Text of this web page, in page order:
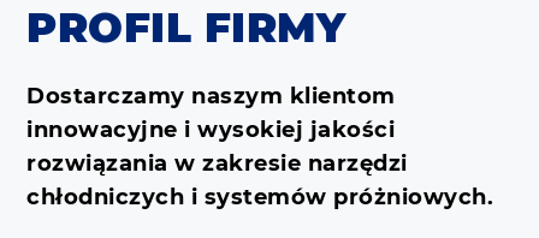
PROFIL FIRMY
Dostarczamy naszym klientom
innowacyjne i wysokiej jakości
rozwiązania w zakresie narzędzi
chłodniczych i systemów próżniowych.